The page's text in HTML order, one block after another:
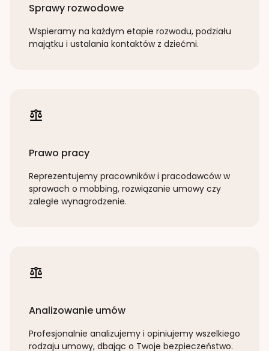
Sprawy rozwodowe
Wspieramy na każdym etapie rozwodu, podziału
majątku i ustalania kontaktów z dziećmi.
Prawo pracy
Reprezentujemy pracowników i pracodawców w
sprawach o mobbing, rozwiązanie umowy czy
zaległe wynagrodzenie.
Analizowanie umów
Profesjonalnie analizujemy i opiniujemy wszelkiego
rodzaju umowy, dbając o Twoje bezpieczeństwo.